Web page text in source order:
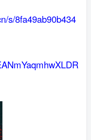
s/8fa49ab90b434